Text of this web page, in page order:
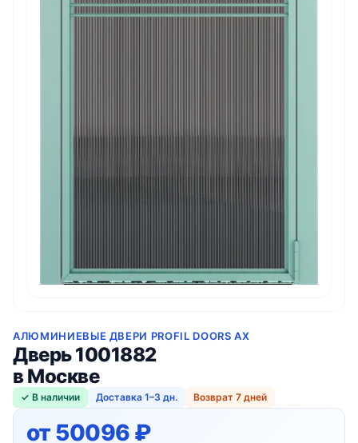
АЛЮМИНИЕВЫЕ ДВЕРИ PROFIL DOORS AX
Дверь 1001882
в Москве
✓ В наличии Доставка 1–3 дн. Возврат 7 дней
от 50096 ₽